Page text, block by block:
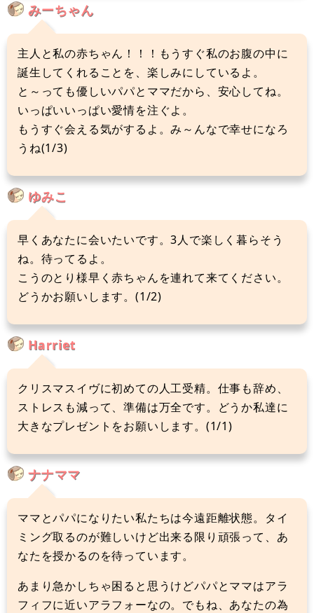
みーちゃん
主人と私の赤ちゃん！！！もうすぐ私のお腹の中に
誕生してくれることを、楽しみにしているよ。
と～っても優しいパパとママだから、安心してね。
いっぱいいっぱい愛情を注ぐよ。
もうすぐ会える気がするよ。み～んなで幸せになろ
うね(1/3)
ゆみこ
早くあなたに会いたいです。3人で楽しく暮らそう
ね。待ってるよ。
こうのとり様早く赤ちゃんを連れて来てください。
どうかお願いします。(1/2)
Harriet
クリスマスイヴに初めての人工受精。仕事も辞め、
ストレスも減って、準備は万全です。どうか私達に
大きなプレゼントをお願いします。(1/1)
ナナママ
ママとパパになりたい私たちは今遠距離状態。タイ
ミング取るのが難しいけど出来る限り頑張って、あ
なたを授かるのを待っています。
あまり急かしちゃ困ると思うけどパパとママはアラ
フィフに近いアラフォーなの。でもね、あなたの為